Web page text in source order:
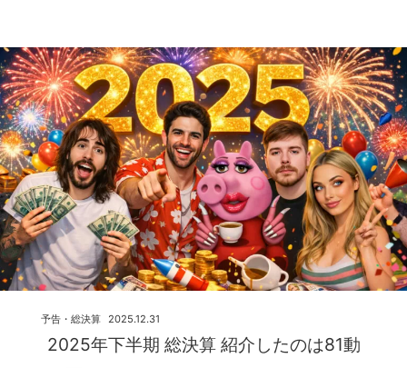
2025年下半期 総決算 紹介したのは81動
2025.12.31
予告・総決算